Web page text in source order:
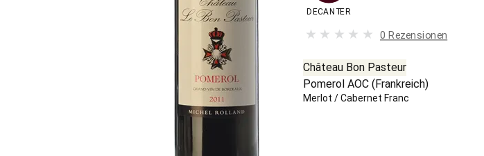
DECANTER
0 Rezensionen
Château Bon Pasteur
Pomerol AOC (Frankreich)
Merlot /Cabernet Franc